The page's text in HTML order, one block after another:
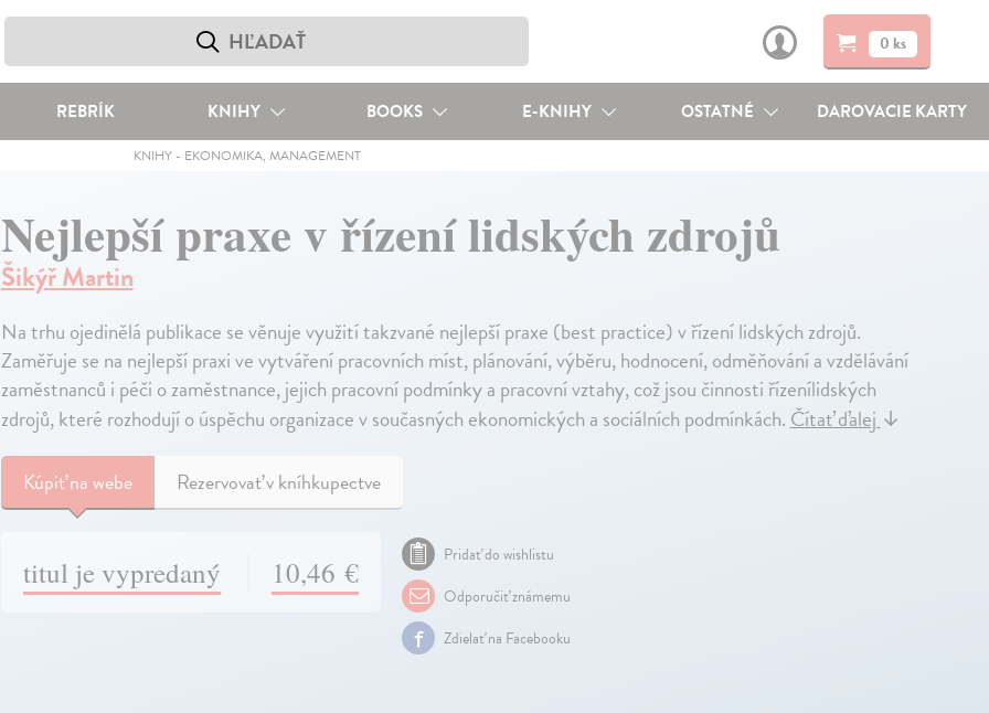
0 ks
REBRÍK KNIHY BOOKS E-KNIHY OSTATNÉ DAROVACIE KARTY
KNIHY- EKONOMIKA, MANAGEMENT
Nejlepší praxe v řízení lidských zdrojů
Šikýř Martin
Na trhu ojedinělá publikace se věnuje využití takzvané nejlepší praxe (best practice) v řízení lidských zdrojů.
Zaměřuje se na nejlepší praxi ve vytváření pracovních míst, plánování, výběru, hodnocení, odměňování a vzdělávání
zaměstnanců i péči o zaměstnance, jejich pracovní podmínky a pracovní vztahy, což jsou činnosti řízenílidských
zdrojů, které rozhodují o úspěchu organizace v současných ekonomických a sociálních podmínkách.Čítať ďalej↓
Kúpiťna webe Rezervovať v kníhkupectve
titul je vypredaný 10,46 €
Pridať do wishlistu
Odporučiť známemu
Zdielať na Facebooku